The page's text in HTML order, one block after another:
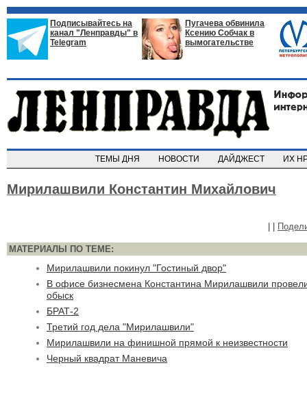
Подписывайтесь на
канал "Ленправды" в
Telegram
Пугачева обвинила
Ксению Собчак в
вымогательстве
ТЕМЫ ДНЯ НОВОСТИ ДАЙДЖЕСТ ИХ
Мирилашвили Константин Михайлович
МАТЕРИАЛЫ ПО ТЕМЕ:
Мирилашвили покинул "Гостиный двор"
В офисе бизнесмена Константина Мирилашвили
обыск
БРАТ-2
Третий год дела "Мирилашвили"
Мирилашвили на финишной прямой к неизвестности
Черный квадрат Маневича